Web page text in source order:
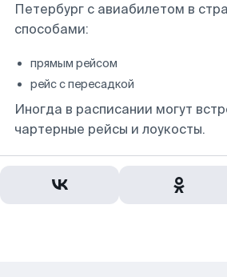
Петербург с авиабилетом в
способами:
прямым рейсом
рейс с пересадкой
Иногда в расписании могут
чартерные рейсы и лоукосты.